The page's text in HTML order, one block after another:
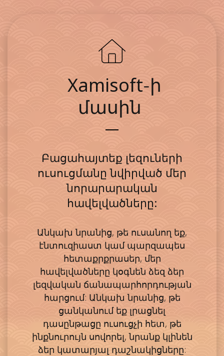
Xamisoft-ի
մասին
Բացահայտեք լեզուների
ուսուցմանը նվիրված մեր
նորարարական
հավելվածները:
Անկախ նրանից, թե ուսանող եք,
էնտուզիաստ կամ պարզապես
հետաքրքրասեր, մեր
հավելվածները կօգնեն ձեզ ձեր
լեզվական ճանապարհորդության
հարցում: Անկախ նրանից, թե
ցանկանում եք լրացնել
դասընթացը ուսուցչի հետ, թե
ինքնուրույն սովորել, նրանք կլինեն
ձեր կատարյալ դաշնակիցները: